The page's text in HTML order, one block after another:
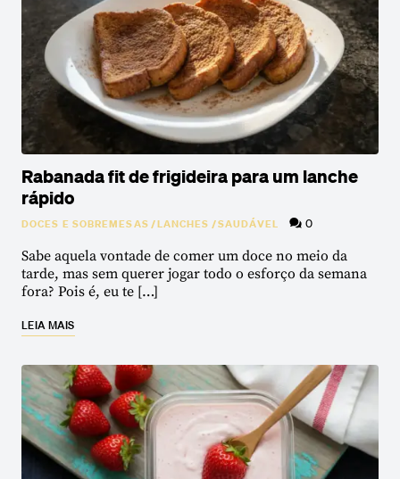
Rabanada fit de frigideira para um lanche
rápido
DOCES E SOBREMESAS/LANCHES /SAUDÁVEL 0
Sabe aquela vontade de comer um doce no meio da
tarde, mas sem querer jogar todo o esforço da semana
fora? Pois é, eu te […]
LEIA MAIS